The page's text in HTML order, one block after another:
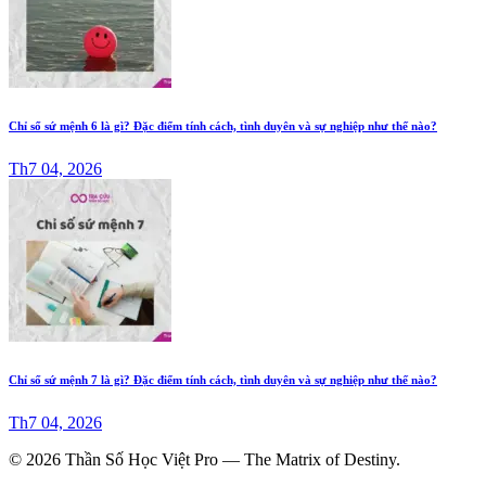
Chỉ số sứ mệnh 6 là gì? Đặc điểm tính cách, tình duyên và sự nghiệp như thế nào?
Th7 04, 2026
Chỉ số sứ mệnh 7 là gì? Đặc điểm tính cách, tình duyên và sự nghiệp như thế nào?
Th7 04, 2026
© 2026 Thần Số Học Việt Pro — The Matrix of Destiny.